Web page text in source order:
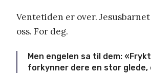
Ventetiden er over.
oss. For deg.
Men engelen sa til dem:
forkynner dere en stor glede,